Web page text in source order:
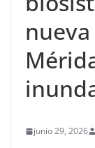
junio 29, 2026